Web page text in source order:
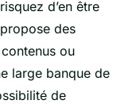
d’en être
des
ou
large banque de
de